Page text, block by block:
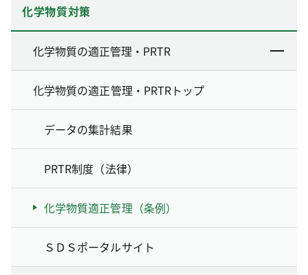
化学物質対策
化学物質の適正管理・PRTR
化学物質の適正管理・PRTRトップ
データの集計結果
PRTR制度（法律）
化学物質適正管理（条例）
ＳＤＳポータルサイト